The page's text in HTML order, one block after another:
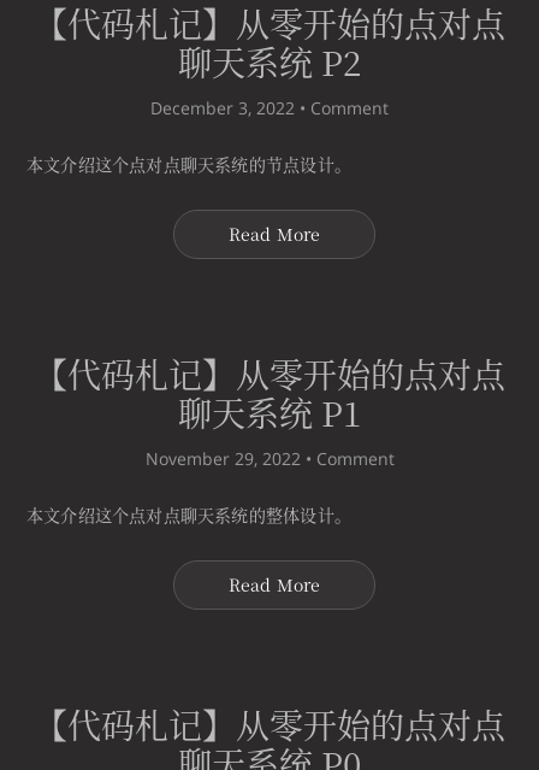
【代码札记】从零开始的点对点
聊天系统 P2
December 3, 2022 • Comment
本文介绍这个点对点聊天系统的节点设计。
Read More
【代码札记】从零开始的点对点
聊天系统 P1
November 29, 2022 • Comment
本文介绍这个点对点聊天系统的整体设计。
Read More
【代码札记】从零开始的点对点